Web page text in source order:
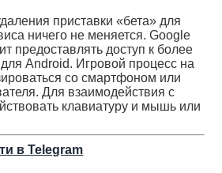
приставки «бета» для
ничего не меняется. Google
предоставлять доступ к более
Android. Игровой процесс на
со смартфоном или
Для взаимодействия с
клавиатуру и мышь или
в Telegram